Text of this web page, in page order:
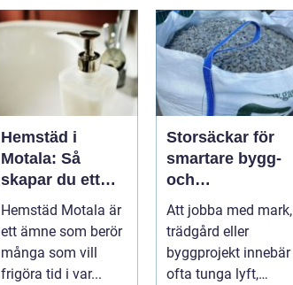
Hemstäd i
Motala: Så
skapar du ett
rent hem utan
stress
Hemstäd Motala är
ett ämne som berör
många som vill
frigöra tid i var...
Storsäckar för
smartare bygg-
och
trädgårdsprojekt
Att jobba med mark,
trädgård eller
byggprojekt innebär
ofta tunga lyft,